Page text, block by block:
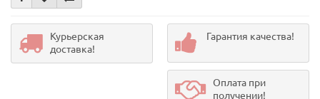
Курьерская
доставка!
Гарантия качества!
Оплата при
получении!